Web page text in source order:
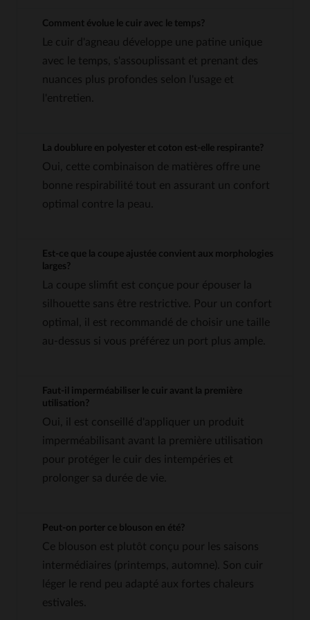
Comment évolue le cuir avec le temps?
Le cuir d'agneau développe une patine unique
avec le temps, s'assouplissant et prenant des
nuances plus profondes selon l'usage et
l'entretien.
La doublure en polyester et coton est-elle respirante?
Oui, cette combinaison de matières offre une
bonne respirabilité tout en assurant un confort
optimal contre la peau.
Est-ce que la coupe ajustée convient aux morphologies
larges?
La coupe slimfit est conçue pour épouser la
silhouette sans être restrictive. Pour un confort
optimal, il est recommandé de choisir une taille
au-dessus si vous préférez un port plus ample.
Faut-il imperméabiliser le cuir avant la première
utilisation?
Oui, il est conseillé d'appliquer un produit
imperméabilisant avant la première utilisation
pour protéger le cuir des intempéries et
prolonger sa durée de vie.
Peut-on porter ce blouson en été?
Ce blouson est plutôt conçu pour les saisons
intermédiaires (printemps, automne). Son cuir
léger le rend peu adapté aux fortes chaleurs
estivales.